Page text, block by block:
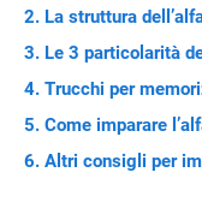
solito non
La struttura
Le 3 particolarità
Trucchi per
Come imparare
Altri consigli per